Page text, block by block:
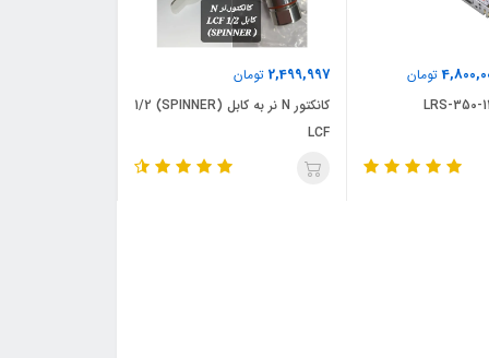
تومان 2,499,997 تومان
کانکتور N نر به کابل (SPINNER) 1/2
LCF